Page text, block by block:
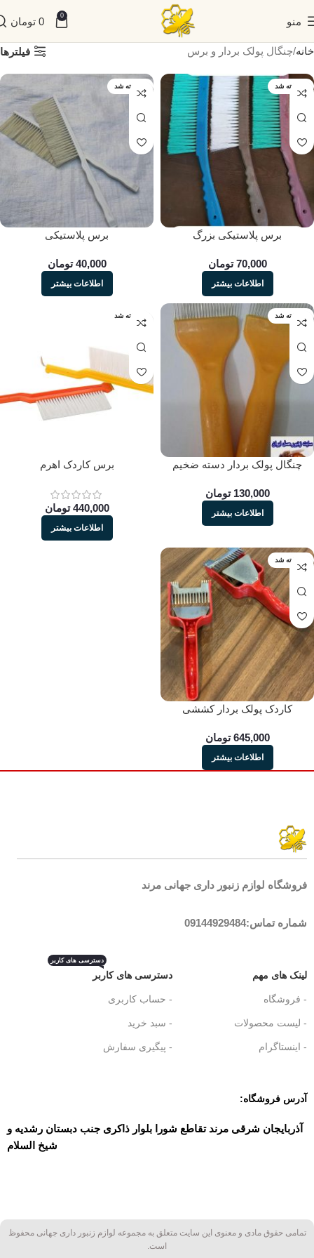
منو 0
0 تومان
خانه چنگال پولک بردار و برس فیلترها
فروخته شد
برس پلاستیکی بزرگ
70,000 تومان
اطلاعات بیشتر
فروخته شد
برس پلاستیکی
40,000 تومان
اطلاعات بیشتر
فروخته شد
چنگال پولک بردار دسته ضخیم
130,000 تومان
اطلاعات بیشتر
فروخته شد
برس کاردک اهرم
440,000 تومان
اطلاعات بیشتر
فروخته شد
کاردک پولک بردار کششی
645,000 تومان
اطلاعات بیشتر
فروشگاه لوازم زنبور داری جهانی مرند
شماره تماس:09144929484
لینک های مهم
- فروشگاه
- لیست محصولات
- اینستاگرام
دسترسی های کاربر
دسترسی های کاربر
- حساب کاربری
- سبد خرید
- پیگیری سفارش
آدرس فروشگاه:
آذربایجان شرقی مرند تقاطع شورا بلوار ذاکری جنب دبستان رشدیه و
شیخ السلام
تمامی حقوق مادی و معنوی این سایت متعلق به مجموعه لوازم زنبور داری جهانی محفوظ
است.